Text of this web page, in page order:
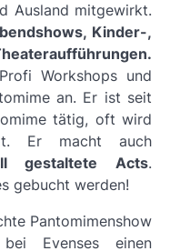
Ausland mitgewirkt.
Kinder-,
Workshops und
an. Er ist seit
tätig, oft wird
Er macht auch
gestaltete Acts.
gebucht werden!
Pantomimenshow
Evenses einen